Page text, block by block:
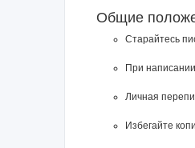
Общие
Старайтесь
При
Личная
Избегайте